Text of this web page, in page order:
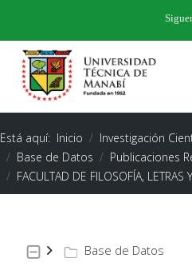
Está aquí: Inicio Investigación
Base de Datos
Publicaciones
FACULTAD DE FILOSOFÍA,
Base de Datos